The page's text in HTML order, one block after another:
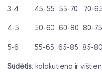
3-4 45-55 55-70 70-65
4-5 50-60 60-80 80-75
5-6 55-65 65-85 85-80
Sudėtis: kalakutiena ir